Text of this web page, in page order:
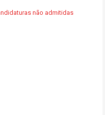
não admitidas